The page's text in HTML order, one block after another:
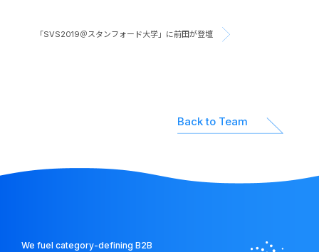
「SVS2019＠スタンフォード大学」に前田が登壇
Back to Team
We fuel category-defining B2B